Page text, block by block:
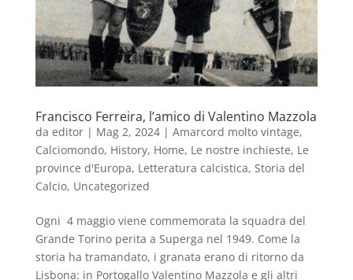
Francisco Ferreira, l’amico di Valentino Mazzola
da editor| Mag 2, 2024| Amarcord molto vintage,
Calciomondo, History, Home, Le nostre inchieste, Le
province d'Europa, Letteratura calcistica, Storia del
Calcio, Uncategorized
Ogni 4 maggio viene commemorata la squadra del
Grande Torino perita a Superga nel 1949. Come la
storia ha tramandato, i granata erano di ritorno da
Lisbona: in Portogallo Valentino Mazzola e gli altri